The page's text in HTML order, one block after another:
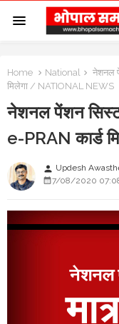
Home National
नेशनल
मिलेगा / NATIONAL NEWS
नेशनल पेंशन
e-PRAN कार्ड
person Updesh
7/08/2020